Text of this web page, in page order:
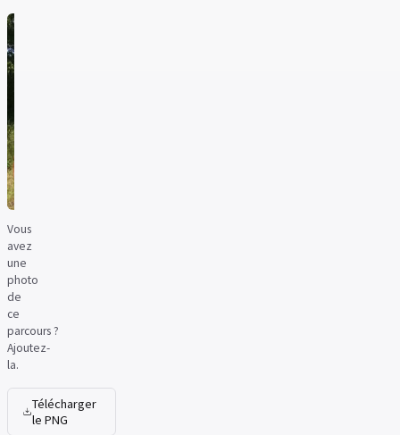
Vous
avez
une
photo
de
ce
parcours ?
Ajoutez-
la.
Télécharger
le PNG